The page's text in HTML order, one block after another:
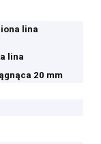
lina
lina
20 mm